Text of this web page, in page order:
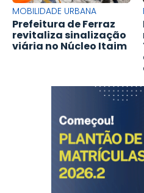
MOBILIDADE URBANA
Prefeitura de Ferraz
revitaliza sinalização
viária no Núcleo Itaim